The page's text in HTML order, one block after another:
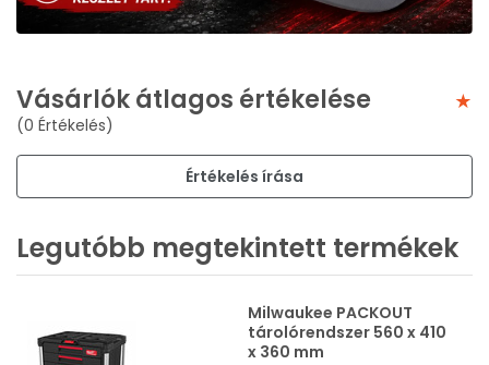
Vásárlók átlagos értékelése
(0 Értékelés)
Értékelés írása
Legutóbb megtekintett termékek
Milwaukee PACKOUT
tárolórendszer 560 x 410
x 360 mm